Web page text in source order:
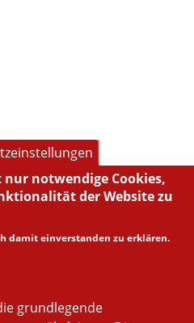
14:45-18:00
14:45-19:00
14:45-18:00
nur notwendige Cookies,
der Website zu
damit einverstanden zu erklären.
grundlegende